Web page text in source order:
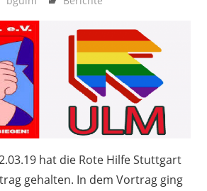
hat die Rote Hilfe Stuttgart
gehalten. In dem Vortrag ging